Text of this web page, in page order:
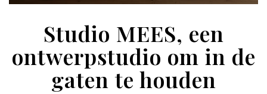
Studio MEES, een
ontwerpstudio om in de
gaten te houden